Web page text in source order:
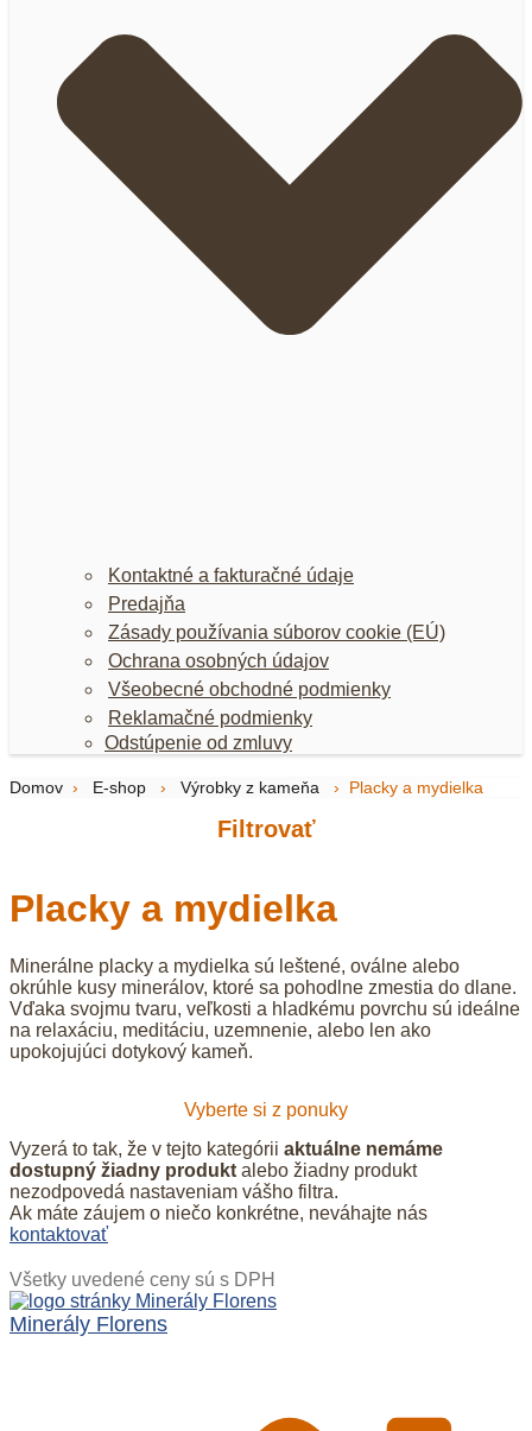
Kontaktné a fakturačné údaje
Predajňa
Zásady používania súborov cookie (EÚ)
Ochrana osobných údajov
Všeobecné obchodné podmienky
Reklamačné podmienky
Odstúpenie od zmluvy
Domov › E-shop › Výrobky z kameňa › Placky a mydielka
Filtrovať
Placky a mydielka
Minerálne placky a mydielka sú leštené, oválne alebo
okrúhle kusy minerálov, ktoré sa pohodlne zmestia do dlane.
Vďaka svojmu tvaru, veľkosti a hladkému povrchu sú ideálne
na relaxáciu, meditáciu, uzemnenie, alebo len ako
upokojujúci dotykový kameň.
Vyberte si z ponuky
Vyzerá to tak, že v tejto kategórii aktuálne nemáme
dostupný žiadny produkt alebo žiadny produkt
nezodpovedá nastaveniam vášho filtra.
Ak máte záujem o niečo konkrétne, neváhajte nás
kontaktovať
Všetky uvedené ceny sú s DPH
Minerály Florens